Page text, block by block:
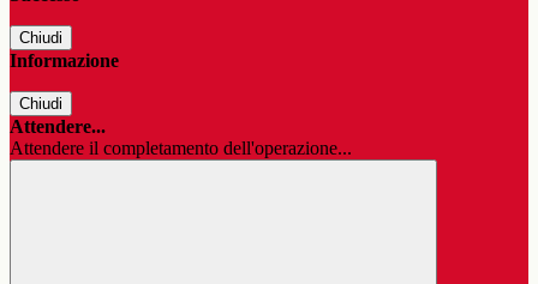
Chiudi
Informazione
Chiudi
Attendere...
Attendere il completamento dell'operazione...